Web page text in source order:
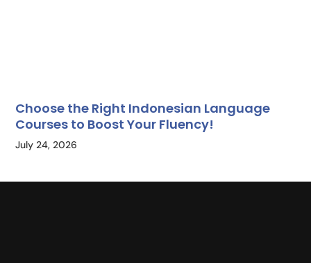
Choose the Right Indonesian Language
Courses to Boost Your Fluency!
July 24, 2026